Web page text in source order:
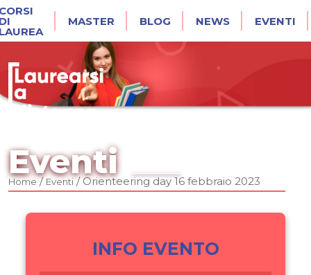
MASTER BLOG NEWS EVENTI
Eventi
Home/Eventi/Orienteering day 16 febbraio 2023
INFO EVENTO